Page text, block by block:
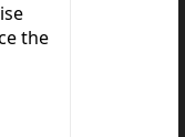
the